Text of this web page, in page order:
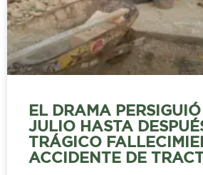
EL DRAMA
JULIO HASTA
TRÁGICO
ACCIDENTE DE